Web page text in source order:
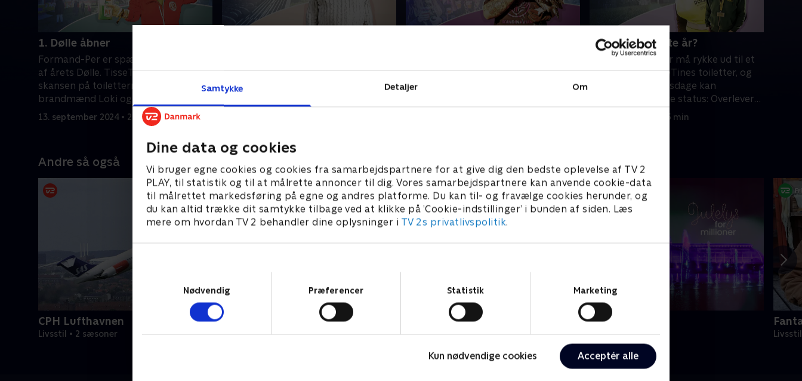
Samtykke Detaljer Om
Dine data og cookies
Vi bruger egne cookies og cookies fra samarbejdspartnere for at give dig den bedste oplevelse af TV 2
PLAY, til statistik og til at målrette annoncer til dig. Vores samarbejdspartnere kan anvende cookie-data
til målrettet markedsføring på egne og andres platforme. Du kan til- og fravælge cookies herunder, og
du kan altid trække dit samtykke tilbage ved at klikke på ’Cookie-indstillinger’ i bunden af siden. Læs
mere om hvordan TV 2 behandler dine oplysninger i TV 2s privatlivspolitik.
Nødvendig
Præferencer Statistik Marketing
Kun nødvendige cookies Acceptér alle
1. Dølle åbner
Formand-Per er spændt på åbningen
af årets Dølle. TisseTine holder
skansen på toiletterne. De frivillige
brandmænd Loki og Lisbeth sikrer, at
pladsen er klar
13. september 2024 • 28 min
spændt, for fredagen plejer at være
Dølles største dag - men det starter
arbejdes hurtigt. TisseTine vogter
4. Ses vi til næste år?
De frivillige vagter må rykke ud til et
slagsmål på TisseTines toiletter, og
efter fire markedsdage kan
Formand-Per gøre status: Overlever
4. oktober 2024 • 25 min
Andre så også
CPH Lufthavnen
Livsstil • 2 sæsoner
Loppe Deluxe Julelys for millioner
2022 • Livsstil • 46 min